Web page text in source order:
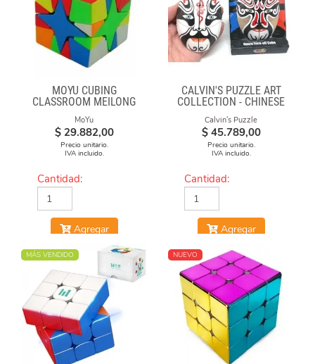
MOYU CUBING
CLASSROOM MEILONG
POLARIS CUBE
STICKERLESS
MoYu
$ 29.882,00
Precio unitario.
IVA incluido.
Cantidad:
Agregar
CALVIN'S PUZZLE ART
COLLECTION - CHINESE
OPERA FACE-OFF CUBE
(BLACK & WHITE MASKS)
Calvin's Puzzle
$ 45.789,00
Precio unitario.
IVA incluido.
Cantidad:
Agregar
MÁS VENDIDO NUEVO